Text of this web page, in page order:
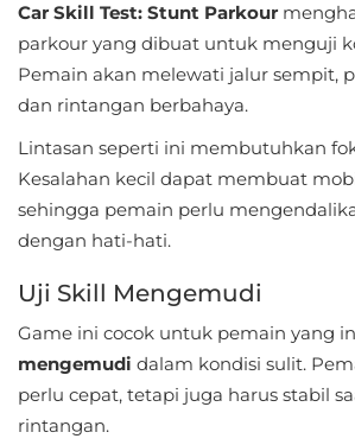
Comics
Communication
Education
Emulator
Entertainment
Finance
Car Skill Test: Stunt Parkour
parkour yang dibuat untuk menguji
Pemain akan melewati jalur sempit,
dan rintangan berbahaya.
Lintasan seperti ini membutuhkan
Kesalahan kecil dapat membuat
sehingga pemain perlu
dengan hati-hati.
Uji Skill Mengemudi
Game ini cocok untuk pemain yang
mengemudi dalam kondisi sulit.
perlu cepat, tetapi juga harus stabil
rintangan.